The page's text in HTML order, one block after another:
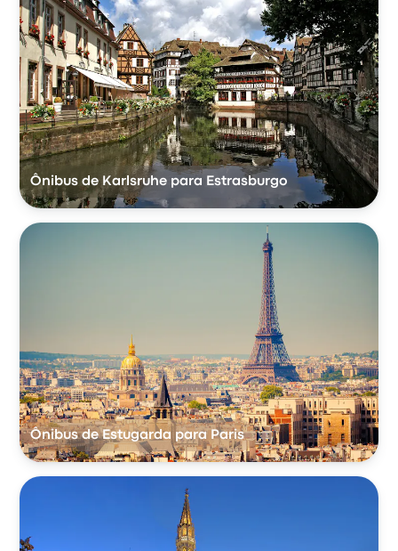
Ônibus de Karlsruhe para Estrasburgo
Ônibus de Estugarda para Paris